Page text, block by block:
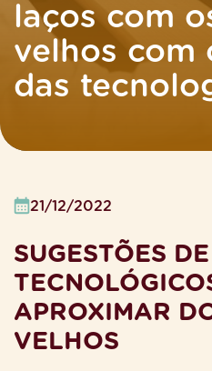
laços com
velhos com
das
21/12/2022
SUGESTÕES
APROXIMAR
VELHOS